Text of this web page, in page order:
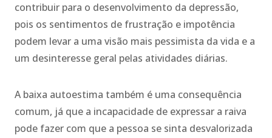
contribuir para o desenvolvimento da depressão,
pois os sentimentos de frustração e impotência
podem levar a uma visão mais pessimista da vida e a
um desinteresse geral pelas atividades diárias.
A baixa autoestima também é uma consequência
comum, já que a incapacidade de expressar a raiva
pode fazer com que a pessoa se sinta desvalorizada